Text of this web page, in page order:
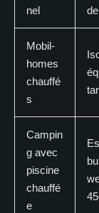
nel
Mobil-
homes
chauffé
s
Campin
g avec
piscine
chauffé
e